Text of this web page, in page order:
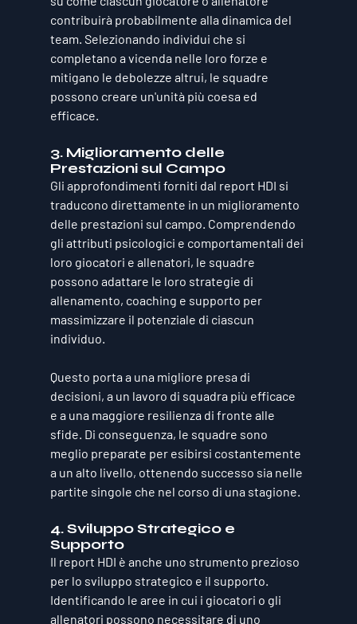
contribuirà probabilmente alla dinamica del
team. Selezionando individui che si
completano a vicenda nelle loro forze e
mitigano le debolezze altrui, le squadre
possono creare un'unità più coesa ed
efficace.
3. Miglioramento delle
Prestazioni sul Campo
Gli approfondimenti forniti dal report HDI si
traducono direttamente in un miglioramento
delle prestazioni sul campo. Comprendendo
gli attributi psicologici e comportamentali dei
loro giocatori e allenatori, le squadre
possono adattare le loro strategie di
allenamento, coaching e supporto per
massimizzare il potenziale di ciascun
individuo.
Questo porta a una migliore presa di
decisioni, a un lavoro di squadra più efficace
e a una maggiore resilienza di fronte alle
sfide. Di conseguenza, le squadre sono
meglio preparate per esibirsi costantemente
a un alto livello, ottenendo successo sia nelle
partite singole che nel corso di una stagione.
4. Sviluppo Strategico e
Supporto
Il report HDI è anche uno strumento prezioso
per lo sviluppo strategico e il supporto.
Identificando le aree in cui i giocatori o gli
allenatori possono necessitare di uno